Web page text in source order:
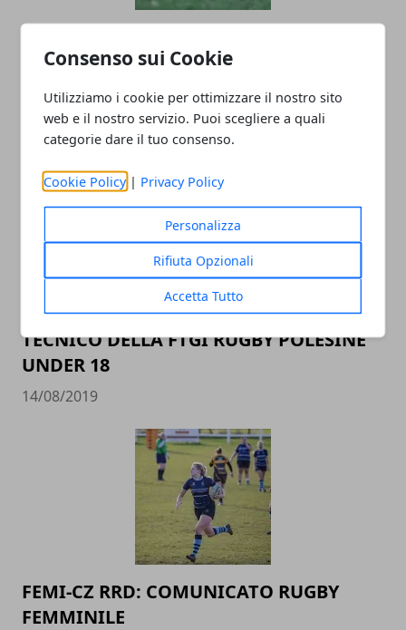
Consenso sui Cookie
Utilizziamo i cookie per ottimizzare il nostro sito
web e il nostro servizio. Puoi scegliere a quali
categorie dare il tuo consenso.
Cookie Policy | Privacy Policy
Personalizza
Rifiuta Opzionali
Accetta Tutto
IN GALLES
20/08/2019
FEMI-CZ RRD: JACQUES MOMBERG
COLLABORERA&rsquo; CON LO STAFF
TECNICO DELLA FTGI RUGBY POLESINE
UNDER 18
14/08/2019
FEMI-CZ RRD: COMUNICATO RUGBY
FEMMINILE